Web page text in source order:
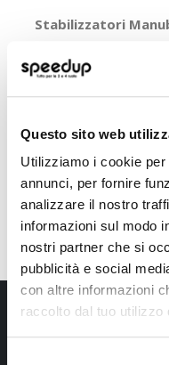
Questo sito web
Utilizziamo i cookie
annunci, per fornire
analizzare il nostro
informazioni sul modo
nostri partner che si
pubblicità e social
con altre informazioni
raccolto dal tuo utilizzo
Stabilizzatori
VALTER MOTO
+ altri 7 veicoli
speciale
13,85 € -60%
CONSEGNA IN 48H
Iscriviti alla